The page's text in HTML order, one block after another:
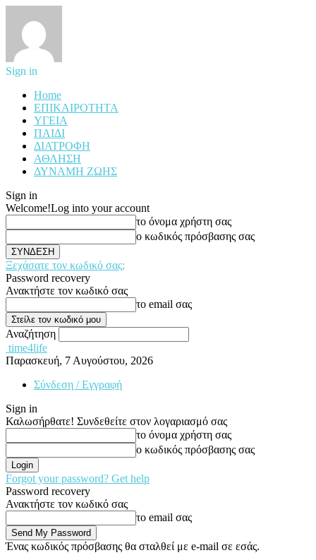
Sign in
Home
ΕΠΙΚΑΙΡΟΤΗΤΑ
ΥΓΕΙΑ
ΠΑΙΔΙ
ΔΙΑΤΡΟΦΗ
ΑΘΛΗΣΗ
ΔΥΝΑΜΗ ΖΩΗΣ
Sign in
Welcome!Log into your account
το όνομα χρήστη σας
ο κωδικός πρόσβασης σας
Ξεχάσατε τον κωδικό σας;
Password recovery
Ανακτήστε τον κωδικό σας
το email σας
Αναζήτηση
time4life
Παρασκευή, 7 Αυγούστου, 2026
Σύνδεση / Εγγραφή
Sign in
Καλωσήρθατε! Συνδεθείτε στον λογαριασμό σας
το όνομα χρήστη σας
ο κωδικός πρόσβασης σας
Forgot your password? Get help
Password recovery
Ανακτήστε τον κωδικό σας
το email σας
Ένας κωδικός πρόσβασης θα σταλθεί με e-mail σε εσάς.